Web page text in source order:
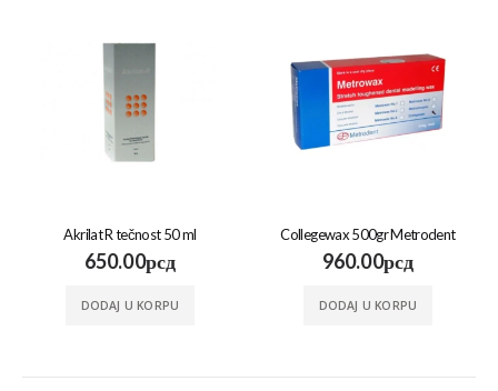
Akrilat R tečnost 50 ml
650.00рсд
DODAJ U KORPU
Collegewax 500gr Metrodent
960.00рсд
DODAJ U KORPU